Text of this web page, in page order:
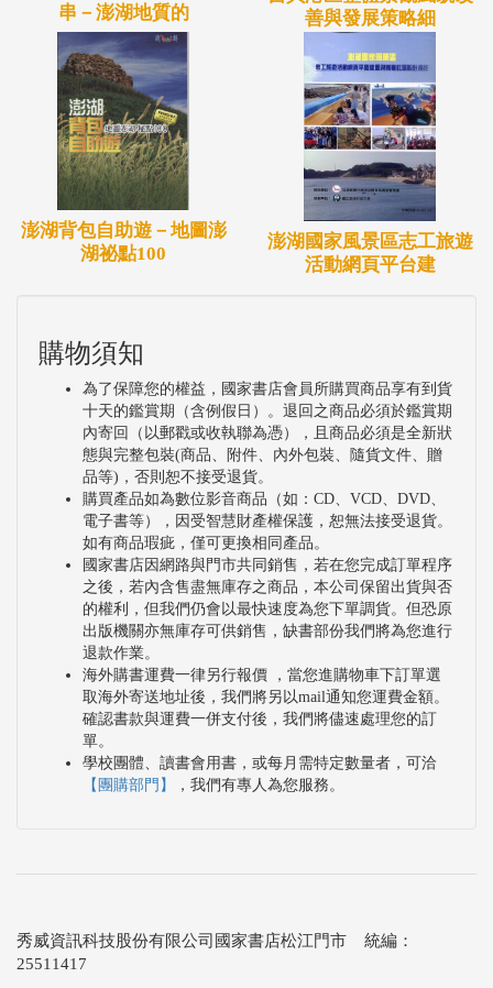
串－澎湖地質的
善與發展策略細
澎湖背包自助遊－地圖澎
湖祕點100
澎湖國家風景區志工旅遊
活動網頁平台建
購物須知
為了保障您的權益，國家書店會員所購買商品享有到貨
十天的鑑賞期（含例假日）。退回之商品必須於鑑賞期
內寄回（以郵戳或收執聯為憑），且商品必須是全新狀
態與完整包裝(商品、附件、內外包裝、隨貨文件、贈
品等)，否則恕不接受退貨。
購買產品如為數位影音商品（如：CD、VCD、DVD、
電子書等），因受智慧財產權保護，恕無法接受退貨。
如有商品瑕疵，僅可更換相同產品。
國家書店因網路與門市共同銷售，若在您完成訂單程序
之後，若內含售盡無庫存之商品，本公司保留出貨與否
的權利，但我們仍會以最快速度為您下單調貨。但恐原
出版機關亦無庫存可供銷售，缺書部份我們將為您進行
退款作業。
海外購書運費一律另行報價 ，當您進購物車下訂單選
取海外寄送地址後，我們將另以mail通知您運費金額。
確認書款與運費一併支付後，我們將儘速處理您的訂
單。
學校團體、讀書會用書，或每月需特定數量者，可洽
【團購部門】
，我們有專人為您服務。
秀威資訊科技股份有限公司國家書店松江門市 統編：
25511417